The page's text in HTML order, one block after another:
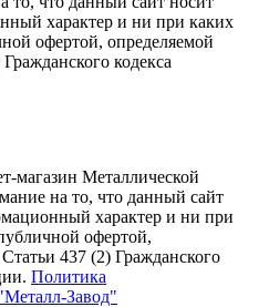
характер и ни при каких
офертой, определяемой
кодекса
магазин Металлической
на то, что данный сайт
характер и ни при
офертой,
437 (2) Гражданского
Политика
Завод"